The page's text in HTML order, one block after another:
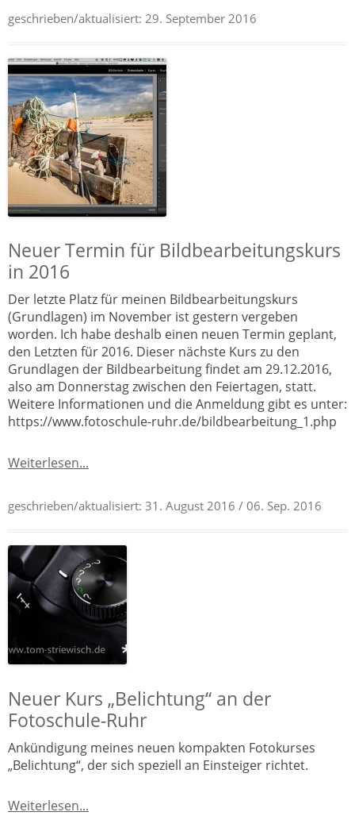
geschrieben/aktualisiert: 29. September 2016
Neuer Termin für Bildbearbeitungskurs
in 2016
Der letzte Platz für meinen Bildbearbeitungskurs
(Grundlagen) im November ist gestern vergeben
worden. Ich habe deshalb einen neuen Termin geplant,
den Letzten für 2016. Dieser nächste Kurs zu den
Grundlagen der Bildbearbeitung findet am 29.12.2016,
also am Donnerstag zwischen den Feiertagen, statt.
Weitere Informationen und die Anmeldung gibt es unter:
https://www.fotoschule-ruhr.de/bildbearbeitung_1.php
Weiterlesen...
geschrieben/aktualisiert: 31. August 2016 / 06. Sep. 2016
Neuer Kurs „Belichtung“ an der
Fotoschule-Ruhr
Ankündigung meines neuen kompakten Fotokurses
„Belichtung“, der sich speziell an Einsteiger richtet.
Weiterlesen...